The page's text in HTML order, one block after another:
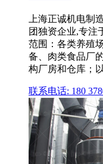
上海正诚机电制
团独资企业,专注
范围：各类养殖
备、肉类食品厂
构厂房和仓库；
联系电话: 180